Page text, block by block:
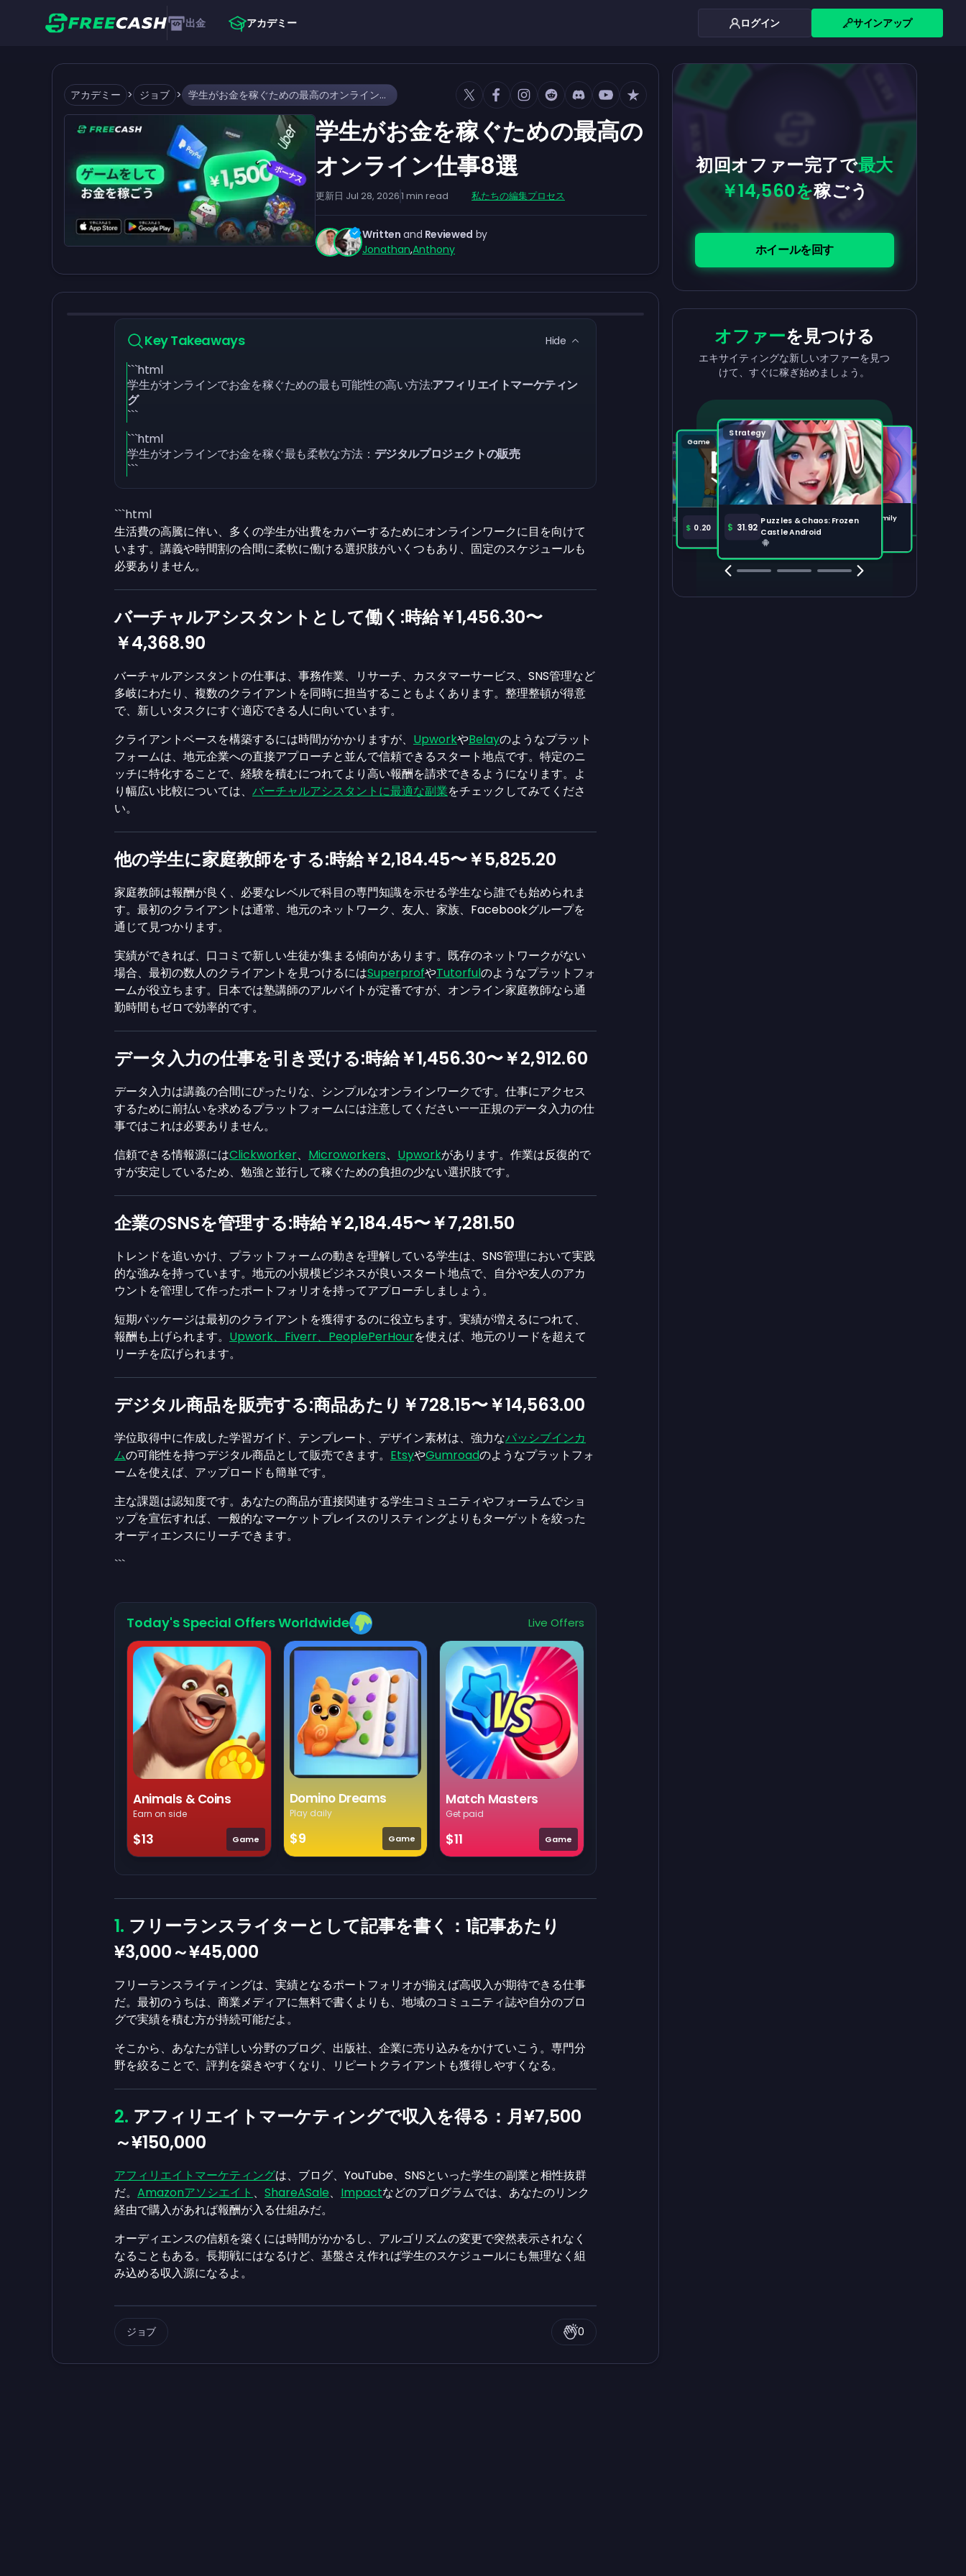
出金 アカデミー ログイン サインアップ
アカデミー > ジョブ > 学生がお金を稼ぐための最高のオンライン仕事8選
学生がお金を稼ぐための最高の
オンライン仕事8選
更新日 Jul 28, 20261 min read 私たちの編集プロセス
Written and Reviewed by
Jonathan,Anthony
Key Takeaways Hide
```html
学生がオンラインでお金を稼ぐための最も可能性の高い方法:アフィリエイトマーケティン
グ
```
```html
学生がオンラインでお金を稼ぐ最も柔軟な方法： デジタルプロジェクトの販売
```
```html
生活費の高騰に伴い、多くの学生が出費をカバーするためにオンラインワークに目を向けて
います。講義や時間割の合間に柔軟に働ける選択肢がいくつもあり、固定のスケジュールも
必要ありません。
バーチャルアシスタントとして働く:時給￥1,456.30〜
￥4,368.90
バーチャルアシスタントの仕事は、事務作業、リサーチ、カスタマーサービス、SNS管理など
多岐にわたり、複数のクライアントを同時に担当することもよくあります。整理整頓が得意
で、新しいタスクにすぐ適応できる人に向いています。
クライアントベースを構築するには時間がかかりますが、 UpworkやBelayのようなプラット
フォームは、地元企業への直接アプローチと並んで信頼できるスタート地点です。特定のニ
ッチに特化することで、経験を積むにつれてより高い報酬を請求できるようになります。よ
り幅広い比較については、 バーチャルアシスタントに最適な副業をチェックしてみてくださ
い。
他の学生に家庭教師をする:時給￥2,184.45〜￥5,825.20
家庭教師は報酬が良く、必要なレベルで科目の専門知識を示せる学生なら誰でも始められま
す。最初のクライアントは通常、地元のネットワーク、友人、家族、Facebookグループを
通じて見つかります。
実績ができれば、口コミで新しい生徒が集まる傾向があります。既存のネットワークがない
場合、最初の数人のクライアントを見つけるにはSuperprofやTutorfulのようなプラットフォ
ームが役立ちます。日本では塾講師のアルバイトが定番ですが、オンライン家庭教師なら通
勤時間もゼロで効率的です。
データ入力の仕事を引き受ける:時給￥1,456.30〜￥2,912.60
データ入力は講義の合間にぴったりな、シンプルなオンラインワークです。仕事にアクセス
するために前払いを求めるプラットフォームには注意してください——正規のデータ入力の仕
事ではこれは必要ありません。
信頼できる情報源にはClickworker、 Microworkers、 Upworkがあります。作業は反復的で
すが安定しているため、勉強と並行して稼ぐための負担の少ない選択肢です。
企業のSNSを管理する:時給￥2,184.45〜￥7,281.50
トレンドを追いかけ、プラットフォームの動きを理解している学生は、SNS管理において実践
的な強みを持っています。地元の小規模ビジネスが良いスタート地点で、自分や友人のアカ
ウントを管理して作ったポートフォリオを持ってアプローチしましょう。
短期パッケージは最初のクライアントを獲得するのに役立ちます。実績が増えるにつれて、
報酬も上げられます。 Upwork、Fiverr、PeoplePerHourを使えば、地元のリードを超えて
リーチを広げられます。
デジタル商品を販売する:商品あたり ￥728.15〜￥14,563.00
学位取得中に作成した学習ガイド、テンプレート、デザイン素材は、強力なパッシブインカ
ムの可能性を持つデジタル商品として販売できます。 EtsyやGumroadのようなプラットフォ
ームを使えば、アップロードも簡単です。
主な課題は認知度です。あなたの商品が直接関連する学生コミュニティやフォーラムでショ
ップを宣伝すれば、一般的なマーケットプレイスのリスティングよりもターゲットを絞った
オーディエンスにリーチできます。
```
Today's Special Offers Worldwide Live Offers
Animals & Coins
Earn on side
$13 Game
Domino Dreams
Play daily
$9 Game
Match Masters
Get paid
$11 Game
フリーランスライターとして記事を書く：1記事あたり
¥3,000～¥45,000
フリーランスライティングは、実績となるポートフォリオが揃えば高収入が期待できる仕事
だ。最初のうちは、商業メディアに無料で書くよりも、地域のコミュニティ誌や自分のブロ
グで実績を積む方が持続可能だよ。
そこから、あなたが詳しい分野のブログ、出版社、企業に売り込みをかけていこう。専門分
野を絞ることで、評判を築きやすくなり、リピートクライアントも獲得しやすくなる。
アフィリエイトマーケティングで収入を得る：月¥7,500
～¥150,000
アフィリエイトマーケティングは、ブログ、YouTube、SNSといった学生の副業と相性抜群
だ。 Amazonアソシエイト 、 ShareASale、 Impactなどのプログラムでは、あなたのリンク
経由で購入があれば報酬が入る仕組みだ。
オーディエンスの信頼を築くには時間がかかるし、アルゴリズムの変更で突然表示されなく
なることもある。長期戦にはなるけど、基盤さえ作れば学生のスケジュールにも無理なく組
み込める収入源になるよ。
ジョブ 0
初回オファー完了で最大
￥14,560を稼ごう
ホイールを回す
$100
$5.00
$5.00
$0.10 $5.00
$5.00
$0.10
オファーを見つける
エキサイティングな新しいオファーを見つ
けて、すぐに稼ぎ始めましょう。
Tabletop
$ 36.02 Bingo Dice iOS
Puzzle
$ 30.00Merge Help: Warm Family
Android
Strategy
$ 31.92 Puzzles & Chaos: Frozen
Castle Android
Game
$ 0.20 Amazon Prime
Game
36.97
報酬を獲得
タスクを完了して、残高が増えるのを見
守りましょう。
100,000
注目のオファー すべて表示
Clash Royale
収益を 出金
収益を素早く簡単に引き出せます。